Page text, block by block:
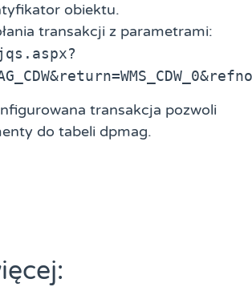
obiektu.
transakcji z parametrami:
transakcja pozwoli
do tabeli dpmag.